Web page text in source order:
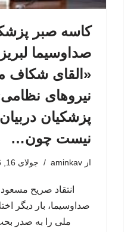
کاسه صبر
صداوسیما
«القای شکاف
نیروهای
پزشکیان
نیست چون…
از aminkav جولای 16, 2026
انتقاد صریح
صداوسیما، بار دیگر
ملی را به صدر